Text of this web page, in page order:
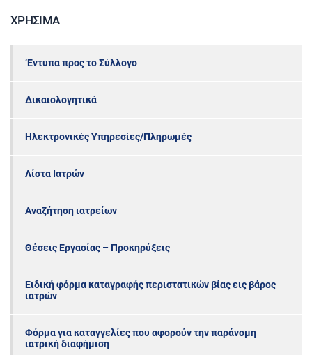
ΧΡΉΣΙΜΑ
‘Εντυπα προς το Σύλλογο
Δικαιολογητικά
Ηλεκτρονικές Υπηρεσίες/Πληρωμές
Λίστα Ιατρών
Αναζήτηση ιατρείων
Θέσεις Εργασίας – Προκηρύξεις
Ειδική φόρμα καταγραφής περιστατικών βίας εις βάρος
ιατρών
Φόρμα για καταγγελίες που αφορούν την παράνομη
ιατρική διαφήμιση